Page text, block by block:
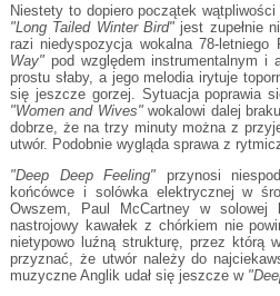
Niestety to dopiero początek
"Long Tailed Winter Bird" jest zupełnie
razi niedyspozycja wokalna 78-
Way" pod względem instrumentalnym i
prostu słaby, a jego melodia irytuje
się jeszcze gorzej. Sytuacja poprawia
"Women and Wives"wokalowi dalej
dobrze, że na trzy minuty można z
utwór. Podobnie wygląda sprawa z
"Deep Deep Feeling" przynosi
końcówce i solówka elektrycznej w
Owszem, Paul McCartney w solowej
nastrojowy kawałek z chórkiem nie
nietypowo luźną strukturę, przez którą
przyznać, że utwór należy do
muzyczne Anglik udał się jeszcze w